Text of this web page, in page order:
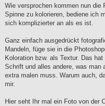
i
r
a
Wie versprochen kommen nun die
Spinne zu kolorieren, bediene ich
sich komplizierter an als es ist.
Ganz einfach ausgedrückt
Mandeln, füge sie in die
Koloration bzw. als Textur. Das
Schrift und alles andere, was man
extra malen muss. Warum auch,
mir.
Hier seht Ihr mal ein Foto von der